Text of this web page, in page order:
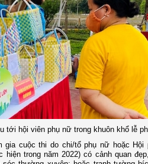
tới hội viên phụ nữ trong khuôn khổ lễ
gia cuộc thi do chi/tổ phụ nữ hoặc
trong năm 2022) có cảnh quan